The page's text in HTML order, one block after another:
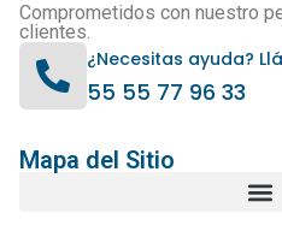
Comprometidos con nuestro
clientes.
¿Necesitas ayuda?
55 55 77 96 33
Mapa del Sitio